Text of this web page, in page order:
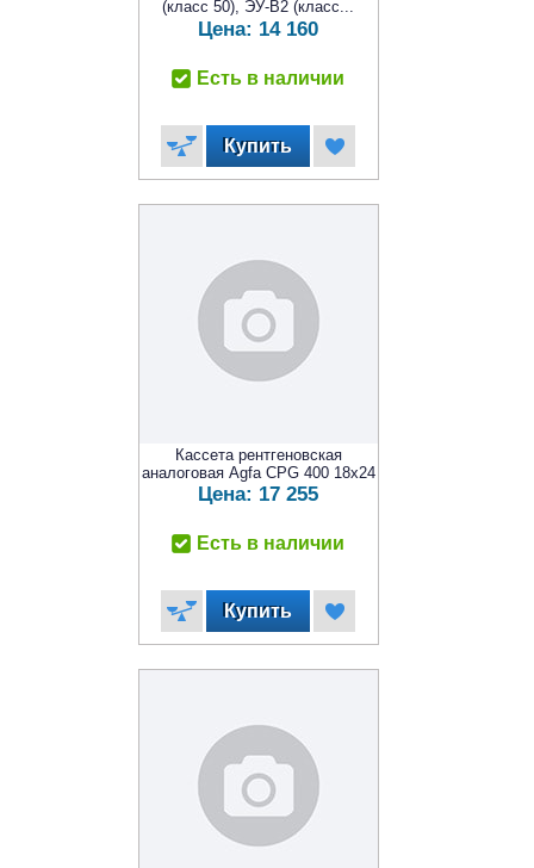
(класс 50), ЭУ-В2 (класс...
Цена: 14 160
Есть в наличии
Кассета рентгеновская
аналоговая Agfa CPG 400 18x24
Цена: 17 255
Есть в наличии